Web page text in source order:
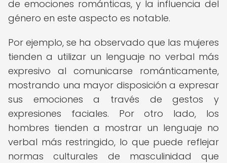
de emociones románticas, y la influencia del
género en este aspecto es notable.
Por ejemplo, se ha observado que las mujeres
tienden a utilizar un lenguaje no verbal más
expresivo al comunicarse románticamente,
mostrando una mayor disposición a expresar
sus emociones a través de gestos y
expresiones faciales. Por otro lado, los
hombres tienden a mostrar un lenguaje no
verbal más restringido, lo que puede reflejar
normas culturales de masculinidad que